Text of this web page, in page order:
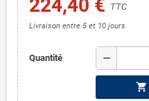
224,40 € TTC
Livraison entre 5 et 10 jours
Quantité remove
shopping_cart